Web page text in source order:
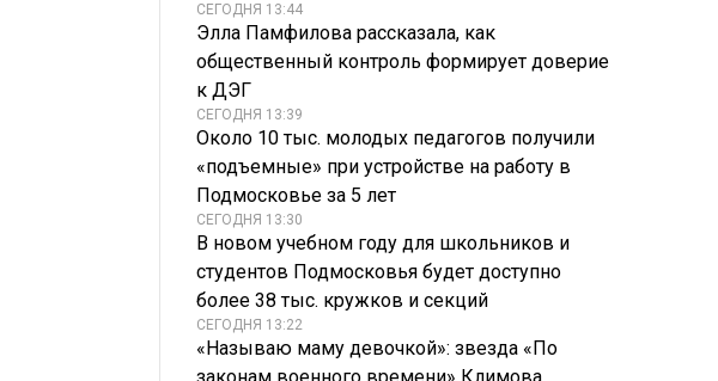
СЕГОДНЯ 13:44
Элла Памфилова рассказала, как
общественный контроль формирует доверие
к ДЭГ
СЕГОДНЯ 13:39
Около 10 тыс. молодых педагогов получили
«подъемные» при устройстве на работу в
Подмосковье за 5 лет
СЕГОДНЯ 13:30
В новом учебном году для школьников и
студентов Подмосковья будет доступно
более 38 тыс. кружков и секций
СЕГОДНЯ 13:22
«Называю маму девочкой»: звезда «По